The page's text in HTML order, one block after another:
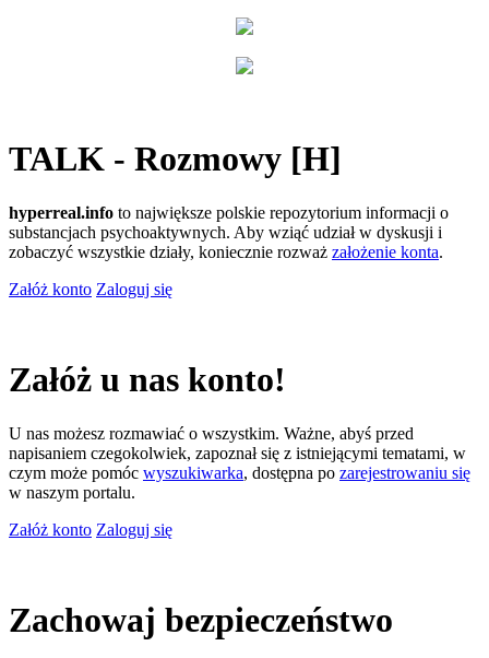
TALK - Rozmowy [H]
hyperreal.info to największe polskie repozytorium informacji o
substancjach psychoaktywnych. Aby wziąć udział w dyskusji i
zobaczyć wszystkie działy, koniecznie rozważ założenie konta.
Załóż konto Zaloguj się
Załóż u nas konto!
U nas możesz rozmawiać o wszystkim. Ważne, abyś przed
napisaniem czegokolwiek, zapoznał się z istniejącymi tematami, w
czym może pomóc wyszukiwarka, dostępna po zarejestrowaniu się
w naszym portalu.
Załóż konto Zaloguj się
Zachowaj bezpieczeństwo